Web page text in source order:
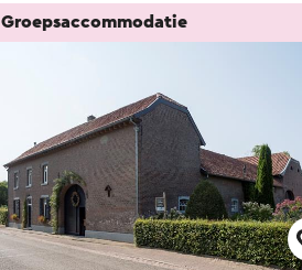
Groepsaccommodatie